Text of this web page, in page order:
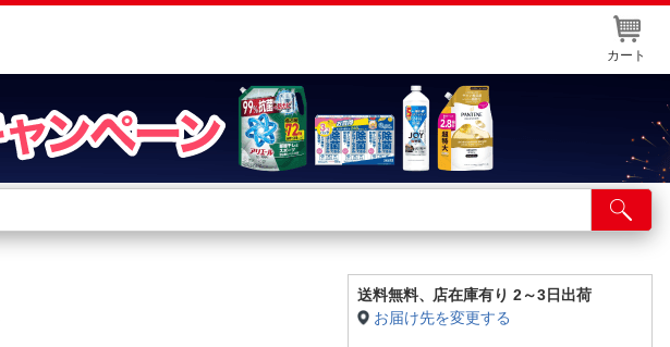
カート
店舗サービス
ネット取り置き
送料無料、 店在庫有り 2～3日出荷
お届け先を変更する